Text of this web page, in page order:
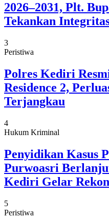
2026–2031, Plt.
Tekankan
3
Peristiwa
Polres Kediri
Residence 2,
Terjangkau
4
Hukum Kriminal
Penyidikan Kasus
Purwoasri
Kediri Gelar
5
Peristiwa